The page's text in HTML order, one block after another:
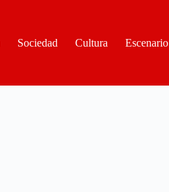
Sociedad Cultura Escenario